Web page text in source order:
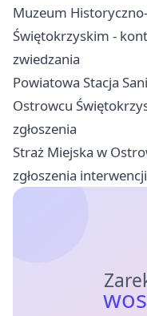
Muzeum
Świętokrzyskim -
zwiedzania
Powiatowa Stacja
Ostrowcu
zgłoszenia
Straż Miejska w
zgłoszenia